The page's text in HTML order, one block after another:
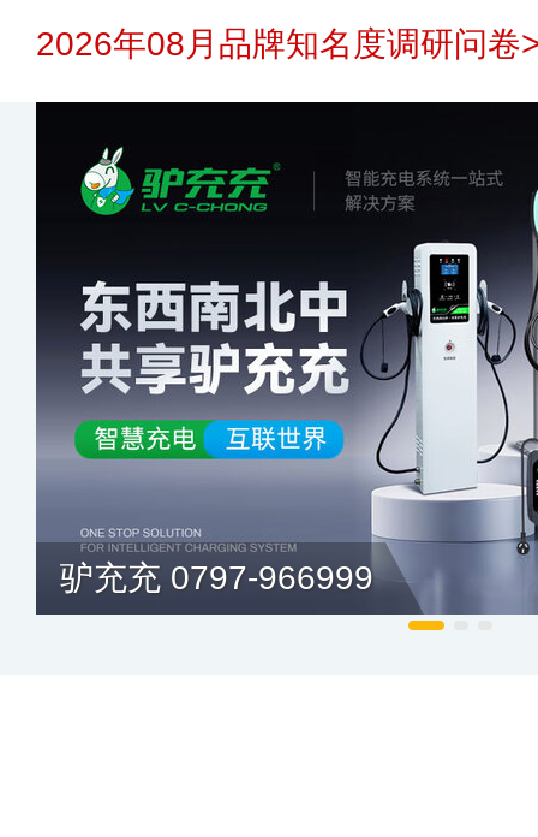
2026年08月品牌知名度调研问卷
驴充充 0797-966999